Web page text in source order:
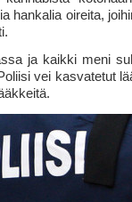
hankalia oireita,
ja kaikki meni
vei kasvatetut